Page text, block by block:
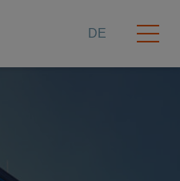
DE